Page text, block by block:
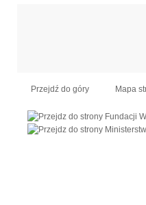
Przejdź do góry Mapa